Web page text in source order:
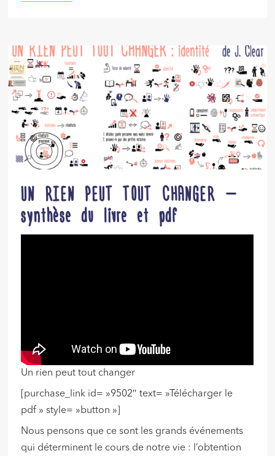
UN RIEN PEUT TOUT CHANGER –
synthèse du livre et pdf
Un rien peut tout changer
[purchase_link id= »9502″ text= »Télécharger le
pdf » style= »button »]
Nous pensons que ce sont les grands événements
qui déterminent le cours de notre vie : l’obtention